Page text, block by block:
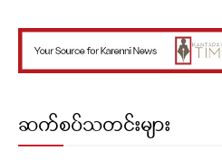
ဆက်စပ်သတင်းများ